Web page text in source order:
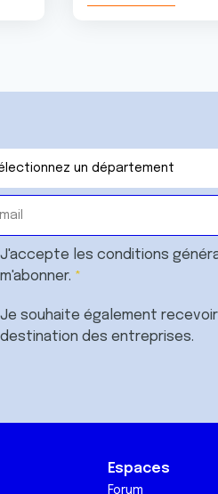
J'accepte les conditions
m'abonner.
Je souhaite également
destination des entreprises.
Espaces
Forum